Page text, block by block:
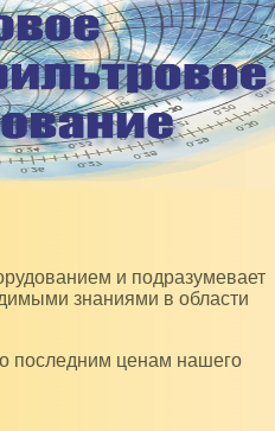
знаниями в области